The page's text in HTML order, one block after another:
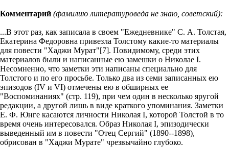
Комментарий (фамилию литературоведа не знаю, советский):
...В этот раз, как записала в своем "Ежедневнике" С. А. Толстая,
Екатерина Федоровна привезла Толстому какие-то материалы
для повести "Хаджи Мурат"[7]. Повидимому, среди этих
материалов были и написанные ею замешки о Николае I.
Несомненно, что заметки эти написаны специально для
Толстого и по его просьбе. Только два из семи записанных ею
эпизодов (IV и VI) отмечены ею в обширных ее
"Воспоминаниях" (стр. 119), при чем один в несколько яругой
редакции, а другой лишь в виде краткого упоминания. Заметки
Е. Ф. Юнге касаются личности Николая I, которой Толстой в то
время очень интересовался. Образ Николая I, эпизодически
выведенный им в повести "Отец Сергий" (1890--1898),
обрисован в "Хаджи Мурате" чрезвычайно глубоко.